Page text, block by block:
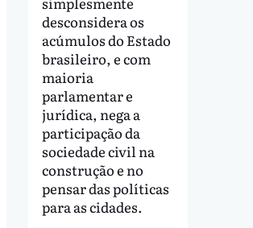
desconsidera os
acúmulos do Estado
brasileiro, e com
maioria
parlamentar e
jurídica, nega a
participação da
sociedade civil na
construção e no
pensar das políticas
para as cidades.